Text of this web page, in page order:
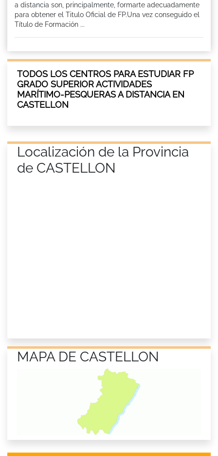
a distancia son, principalmente, formarte adecuadamente
para obtener el Titulo Oficial de FP.Una vez conseguido el
Título de Formación ...
TODOS LOS CENTROS PARA ESTUDIAR FP
GRADO SUPERIOR ACTIVIDADES
MARÍTIMO-PESQUERAS A DISTANCIA EN
CASTELLON
Localización de la Provincia
de CASTELLON
MAPA DE CASTELLON